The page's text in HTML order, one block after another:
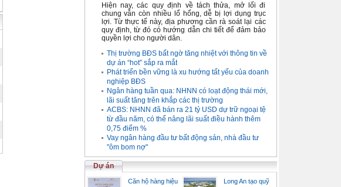
Hiện nay, các quy định về tách thửa, mở lối đi
chung vẫn còn nhiều lổ hổng, dễ bị lợi dụng trục
lợi. Từ thực tế này, địa phương cần rà soát lại các
quy định, từ đó có hướng dẫn chi tiết để đảm bảo
quyền lợi cho người dân.
Thị trường BĐS bất ngờ tăng nhiệt với thông tin về
dự án “hot” sắp ra mắt
Phát triển bền vững là xu hướng tất yếu của doanh
nghiệp BĐS
Ngân hàng tuần qua: NHNN có loạt động thái mới,
lãi suất tăng trên khắp các thị trường
ACBS: NHNN đã bán ra 21 tỷ USD dự trữ ngoại tệ
từ đầu năm, có thể nâng lãi suất điều hành thêm
0,75 điểm %
Vay ngân hàng đầu tư bất động sản, nhà đầu tư
"ôm bom nợ"
Dự án
Căn hộ hàng hiệu
Long An tạo quỹ